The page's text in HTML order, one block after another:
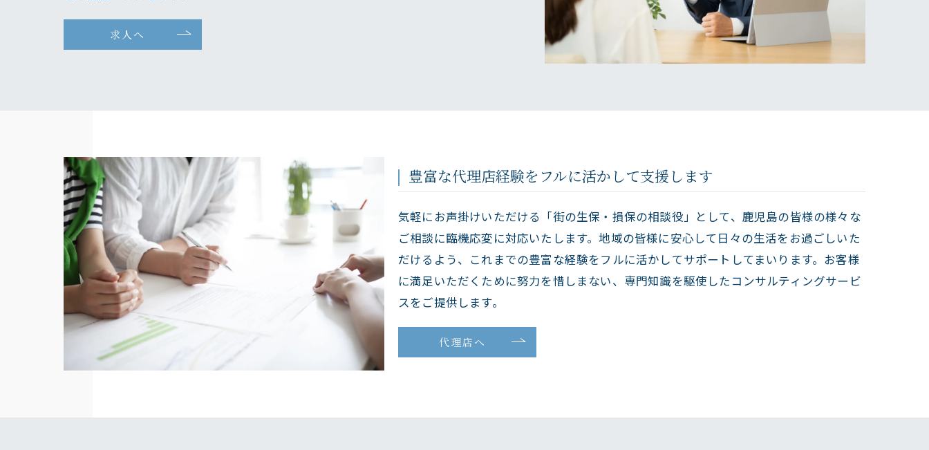
求人へ
豊富な代理店経験をフルに活かして支援します
気軽にお声掛けいただける「街の生保・損保の相談役」として、鹿児島の皆様の様々な
ご相談に臨機応変に対応いたします。地域の皆様に安心して日々の生活をお過ごしいた
だけるよう、これまでの豊富な経験をフルに活かしてサポートしてまいります。お客様
に満足いただくために努力を惜しまない、専門知識を駆使したコンサルティングサービ
スをご提供します。
代理店へ